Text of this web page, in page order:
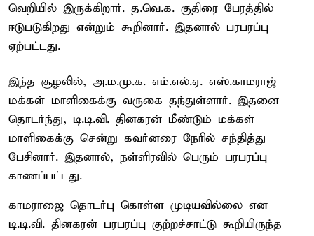
வெறியில் இருக்கிறார். த.வெ.க. குதிரை பேரத்தில்
ஈடுபடுகிறது என்றும் கூறினார். இதனால் பரபரப்பு
ஏற்பட்டது.
இந்த சூழலில், அ.ம.மு.க. எம்.எல்.ஏ. எஸ்.காமராஜ்
மக்கள் மாளிகைக்கு வருகை தந்துள்ளார். இதனை
தொடர்ந்து, டி.டி.வி. தினகரன் மீண்டும் மக்கள்
மாளிகைக்கு சென்று கவர்னரை நேரில் சந்தித்து
பேசினார். இதனால், நள்ளிரவில் பெரும் பரபரப்பு
காணப்பட்டது.
காமராஜை தொடர்பு கொள்ள முடியவில்லை என
டி.டி.வி. தினகரன் பரபரப்பு குற்றச்சாட்டு கூறியிருந்த